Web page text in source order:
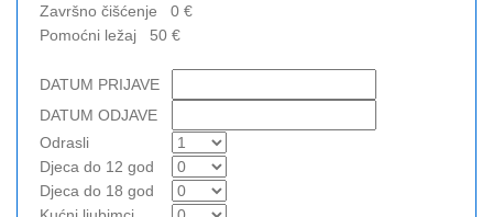
Završno čišćenje
0 €
Pomoćni ležaj
50 €
DATUM PRIJAVE
DATUM ODJAVE
Odrasli
Djeca do 12 god
Djeca do 18 god